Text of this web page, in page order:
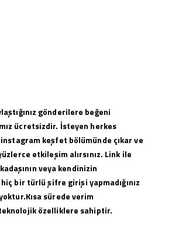
gönderilere beğeni
ücretsizdir. İsteyen herkes
keşfet bölümünde çıkar ve
etkileşim alırsınız. Link ile
veya kendinizin
bir türlü şifre girişi yapmadığınız
sürede verim
özelliklere sahiptir.